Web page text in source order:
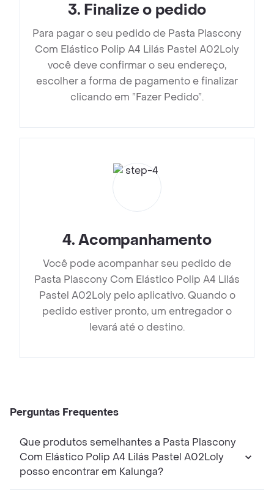
3. Finalize o pedido
Para pagar o seu pedido de Pasta Plascony
Com Elástico Polip A4 Lilás Pastel A02Loly
você deve confirmar o seu endereço,
escolher a forma de pagamento e finalizar
clicando em ”Fazer Pedido”.
4.Acompanhamento
Você pode acompanhar seu pedido de
Pasta Plascony Com Elástico Polip A4 Lilás
Pastel A02Loly pelo aplicativo. Quando o
pedido estiver pronto, um entregador o
levará até o destino.
Perguntas Frequentes
Que produtos semelhantes a Pasta Plascony
Com Elástico Polip A4 Lilás Pastel A02Loly
posso encontrar em Kalunga?